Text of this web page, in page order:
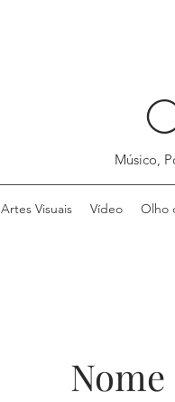
Músico,
Artes Visuais Vídeo Olho